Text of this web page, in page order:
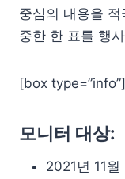
중심의 내용을
중한 한 표를 행
[box type=”info”]
모니터 대상:
2021년 11